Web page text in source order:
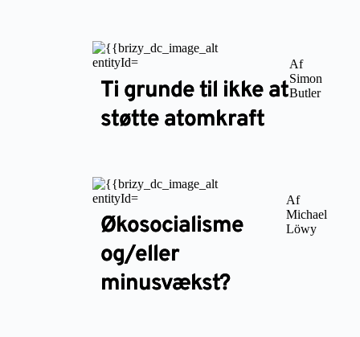
Ti grunde til ikke at
støtte atomkraft
Af
Simon
Butler
Økosocialisme
og/eller
minusvækst?
Af
Michael
Löwy